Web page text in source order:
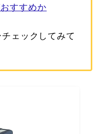
すすめか
ェックしてみて